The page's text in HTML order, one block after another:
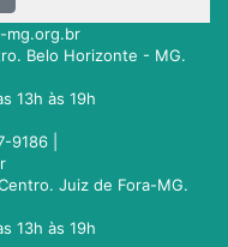
mg.org.br
Belo Horizonte - MG.
13h às 19h
9186 |
Juiz de Fora-MG.
13h às 19h